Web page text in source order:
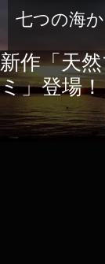
七つの海
新作「天
ミ」登場！